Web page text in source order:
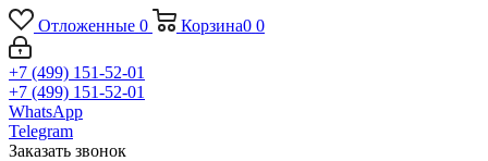
Отложенные 0 Корзина0 0
+7 (499) 151-52-01
+7 (499) 151-52-01
WhatsApp
Telegram
Заказать звонок